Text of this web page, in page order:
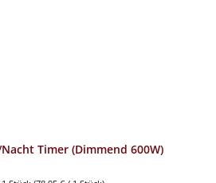
Thermostat Tag/Nacht Timer (Dimmend 600W)